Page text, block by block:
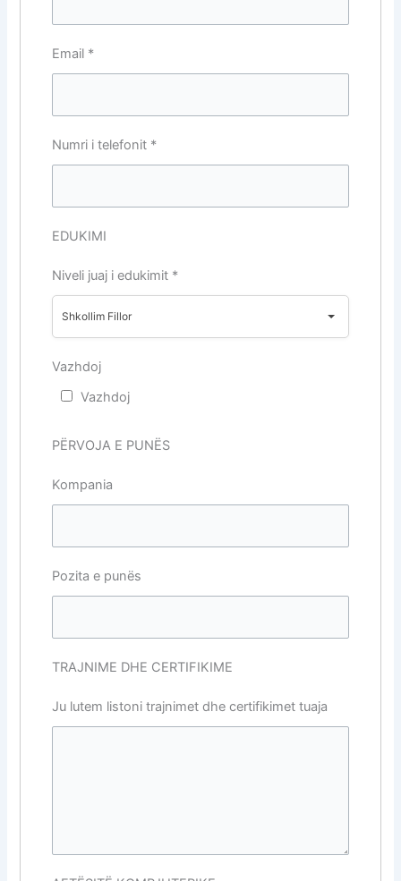
Email *
Numri i telefonit *
EDUKIMI
Niveli juaj i edukimit *
Shkollim Fillor
Vazhdoj
Vazhdoj
PËRVOJA E PUNËS
Kompania
Pozita e punës
TRAJNIME DHE CERTIFIKIME
Ju lutem listoni trajnimet dhe certifikimet tuaja